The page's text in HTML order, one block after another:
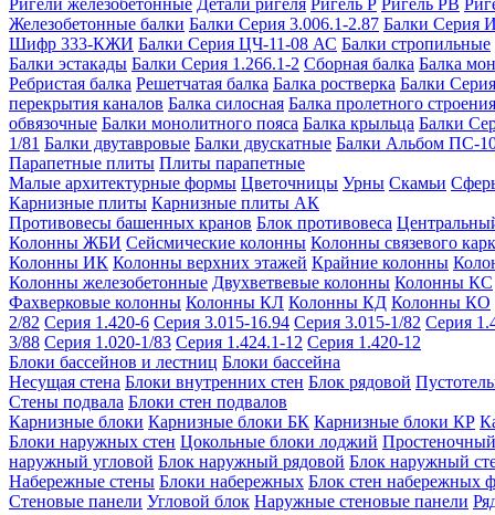
Ригели железобетонные Детали ригеля Ригель Р Ригель РВ
Железобетонные балки Балки Серия 3.006.1-2.87 Балки Серия
Шифр 333-КЖИ Балки Серия ЦЧ-11-08 АС Балки стропильные
Балки эстакады Балки Серия 1.266.1-2 Сборная балка Балка
Ребристая балка Решетчатая балка Балка ростверка Балки
перекрытия каналов Балка силосная Балка пролетного строения
обвязочные Балки монолитного пояса Балка крыльца Балки
1/81 Балки двутавровые Балки двускатные Балки Альбом ПС-
Парапетные плиты Плиты парапетные
Малые архитектурные формы Цветочницы Урны Скамьи
Карнизные плиты Карнизные плиты АК
Противовесы башенных кранов Блок противовеса
Колонны ЖБИ Сейсмические колонны Колонны связевого
Колонны ИК Колонны верхних этажей Крайние колонны
Колонны железобетонные Двухветвевые колонны Колонны КС
Фахверковые колонны Колонны КЛ Колонны КД Колонны КО
2/82 Серия 1.420-6 Серия 3.015-16.94 Серия 3.015-1/82 Серия
3/88 Серия 1.020-1/83 Серия 1.424.1-12 Серия 1.420-12
Блоки бассейнов и лестниц Блоки бассейна
Несущая стена Блоки внутренних стен Блок рядовой
Стены подвала Блоки стен подвалов
Карнизные блоки Карнизные блоки БК Карнизные блоки КР
Блоки наружных стен Цокольные блоки лоджий
наружный угловой Блок наружный рядовой Блок наружный
Набережные стены Блоки набережных Блок стен набережных
Стеновые панели Угловой блок Наружные стеновые панели